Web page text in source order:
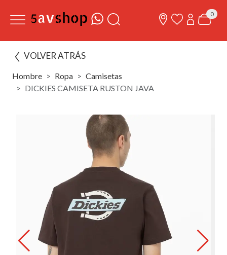
0
VOLVER ATRÁS
Hombre Ropa
Camisetas
DICKIES CAMISETA RUSTON JAVA